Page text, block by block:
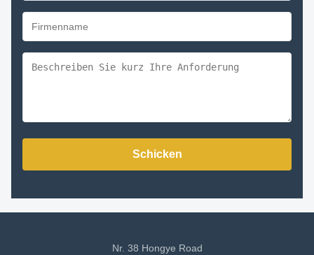
Schicken
Nr. 38 Hongye Road